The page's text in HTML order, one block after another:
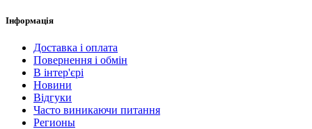
Інформація
Доставка і оплата
Повернення і обмін
В інтер'єрі
Новини
Відгуки
Часто виникаючи питання
Регионы